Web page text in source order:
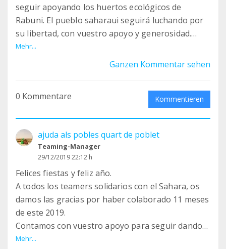
seguir apoyando los huertos ecológicos de
Rabuni. El pueblo saharaui seguirá luchando por
su libertad, con vuestro apoyo y generosidad.
Gracias de corazón ♥
Ajuda als Pobles Quart de Poblet
Mehr...
Ganzen Kommentar sehen
0 Kommentare Kommentieren
ajuda als pobles quart de poblet
Teaming-Manager
29/12/2019 22:12 h
Felices fiestas y feliz año.
A todos los teamers solidarios con el Sahara, os
damos las gracias por haber colaborado 11 meses
de este 2019.
Contamos con vuestro apoyo para seguir dando
sustento y fruto al proyecto huertos ecológicos.
Mehr...